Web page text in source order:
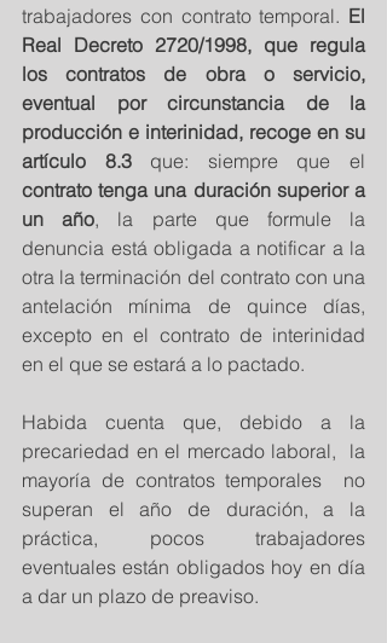
trabajadores con contrato temporal. El
Real Decreto 2720/1998, que regula
los contratos de obra o servicio,
eventual por circunstancia de la
producción e interinidad, recoge en su
artículo 8.3
contrato tenga una duración superior a
un año, la parte que formule la
denuncia está obligada a notificar a la
otra la terminación del contrato con una
antelación mínima de quince días,
excepto en el contrato de interinidad
en el que se estará a lo pactado.
Habida cuenta que, debido a la
precariedad en el mercado laboral,  la
mayoría de contratos temporales  no
superan el año de duración, a la
práctica, pocos trabajadores
eventuales están obligados hoy en día
a dar un plazo de preaviso.